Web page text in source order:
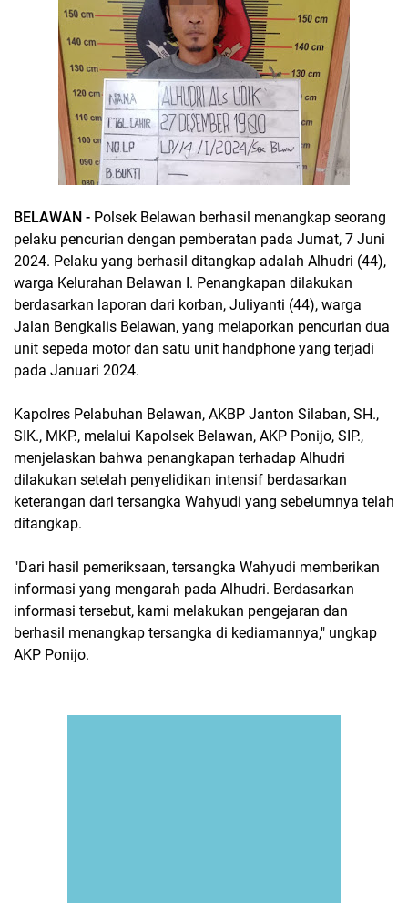
BELAWAN - Polsek Belawan berhasil menangkap seorang
pelaku pencurian dengan pemberatan pada Jumat, 7 Juni
2024. Pelaku yang berhasil ditangkap adalah Alhudri (44),
warga Kelurahan Belawan I. Penangkapan dilakukan
berdasarkan laporan dari korban, Juliyanti (44), warga
Jalan Bengkalis Belawan, yang melaporkan pencurian dua
unit sepeda motor dan satu unit handphone yang terjadi
pada Januari 2024.
Kapolres Pelabuhan Belawan, AKBP Janton Silaban, SH.,
SIK., MKP., melalui Kapolsek Belawan, AKP Ponijo, SIP.,
menjelaskan bahwa penangkapan terhadap Alhudri
dilakukan setelah penyelidikan intensif berdasarkan
keterangan dari tersangka Wahyudi yang sebelumnya telah
ditangkap.
"Dari hasil pemeriksaan, tersangka Wahyudi memberikan
informasi yang mengarah pada Alhudri. Berdasarkan
informasi tersebut, kami melakukan pengejaran dan
berhasil menangkap tersangka di kediamannya," ungkap
AKP Ponijo.